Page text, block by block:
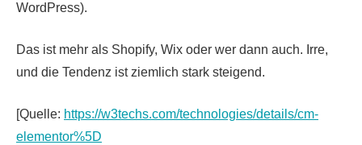
WordPress).
Das ist mehr als Shopify, Wix oder wer dann auch. Irre,
und die Tendenz ist ziemlich stark steigend.
[Quelle: https://w3techs.com/technologies/details/cm-
elementor%5D